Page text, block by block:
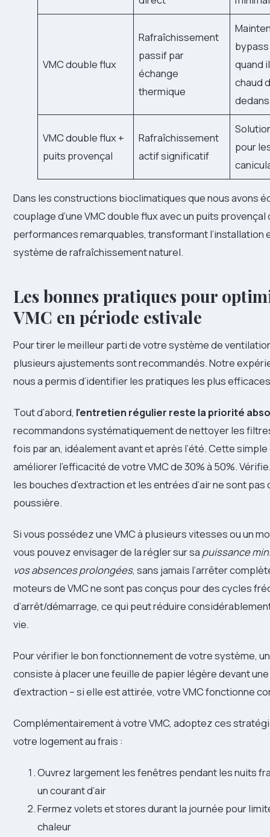
VMC double flux
Rafraîchissement
passif par
échange
thermique
quand
chaud
dedans
VMC double flux +
puits provençal
Rafraîchissement
actif significatif
pour
Dans les constructions bioclimatiques que nous avons
couplage d’une VMC double flux avec un puits
performances remarquables, transformant l’installation
système de rafraîchissement naturel.
Les bonnes pratiques pour
VMC en période estivale
Pour tirer le meilleur parti de votre système de
plusieurs ajustements sont recommandés. Notre
nous a permis d’identifier les pratiques les plus
Tout d’abord, l’entretien régulier reste la priorité
recommandons systématiquement de nettoyer les
fois par an, idéalement avant et après l’été. Cette
améliorer l’efficacité de votre VMC de 30% à 50%.
les bouches d’extraction et les entrées d’air ne sont
poussière.
Si vous possédez une VMC à plusieurs vitesses ou un
vous pouvez envisager de la régler sur sa puissance
vos absences prolongées, sans jamais l’arrêter
moteurs de VMC ne sont pas conçus pour des cycles
d’arrêt/démarrage, ce qui peut réduire
vie.
Pour vérifier le bon fonctionnement de votre système,
consiste à placer une feuille de papier légère devant
d’extraction – si elle est attirée, votre VMC fonctionne
Complémentairement à votre VMC, adoptez ces
votre logement au frais :
Ouvrez largement les fenêtres pendant les nuits
un courant d’air
Fermez volets et stores durant la journée pour
chaleur